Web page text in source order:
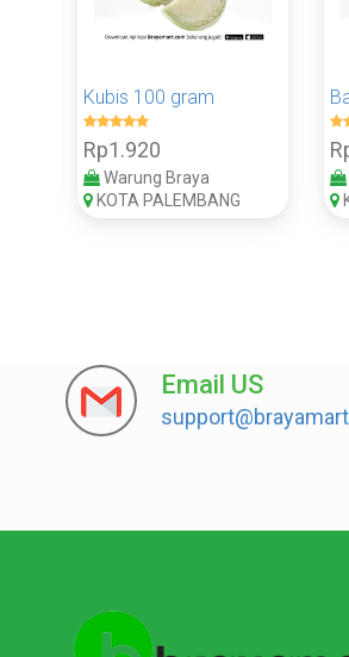
Kubis 100 gram
Rp1.920
Warung Braya
KOTA PALEMBANG
Email US